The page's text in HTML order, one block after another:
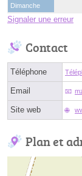
Dimanche
Signaler une erreur
Contact
Téléphone
Email
Site web
Plan et